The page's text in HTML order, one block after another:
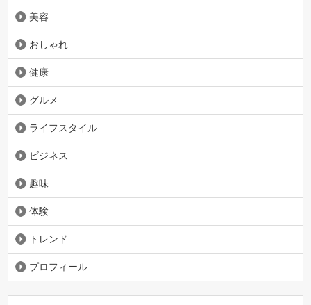
美容
おしゃれ
健康
グルメ
ライフスタイル
ビジネス
趣味
体験
トレンド
プロフィール